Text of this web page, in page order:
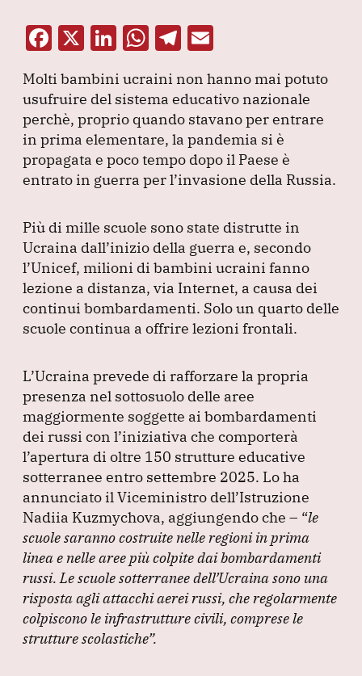
F
c
e
b
o
o
k
X Li
k
e
dI
n
W
at
s
A
p
p
T
e
gr
a
m
ai
l
Molti bambini ucraini non hanno mai potuto
usufruire del sistema educativo nazionale
perchè, proprio quando stavano per entrare
in prima elementare, la pandemia si è
propagata e poco tempo dopo il Paese è
entrato in guerra per l’invasione della Russia.
Più di mille scuole sono state distrutte in
Ucraina dall’inizio della guerra e, secondo
l’Unicef, milioni di bambini ucraini fanno
lezione a distanza, via Internet, a causa dei
continui bombardamenti. Solo un quarto delle
scuole continua a offrire lezioni frontali.
L’Ucraina prevede di rafforzare la propria
presenza nel sottosuolo delle aree
maggiormente soggette ai bombardamenti
dei russi con l’iniziativa che comporterà
l’apertura di oltre 150 strutture educative
sotterranee entro settembre 2025. Lo ha
annunciato il Viceministro dell’Istruzione
Nadiia Kuzmychova, aggiungendo che – “le
scuole saranno costruite nelle regioni in prima
linea e nelle aree più colpite dai bombardamenti
russi.Le scuole sotterranee dell’Ucraina sono una
risposta agli attacchi aerei russi, che regolarmente
colpiscono le infrastrutture civili, comprese le
strutture scolastiche”.